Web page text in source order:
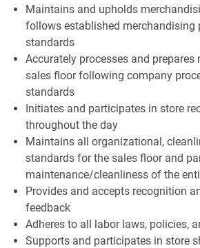
Maintains and upholds
follows established merchandising
standards
Accurately processes and prepares
sales floor following company
standards
Initiates and participates in store
throughout the day
Maintains all organizational,
standards for the sales floor and
maintenance/cleanliness of the
Provides and accepts recognition
feedback
Adheres to all labor laws, policies,
Supports and participates in store